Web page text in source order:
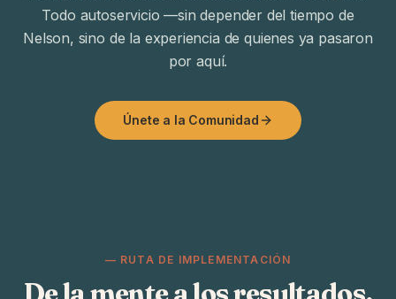
Todo autoservicio —sin depender del tiempo de
Nelson, sino de la experiencia de quienes ya pasaron
por aquí.
Únete a la Comunidad
— RUTA DE IMPLEMENTACIÓN